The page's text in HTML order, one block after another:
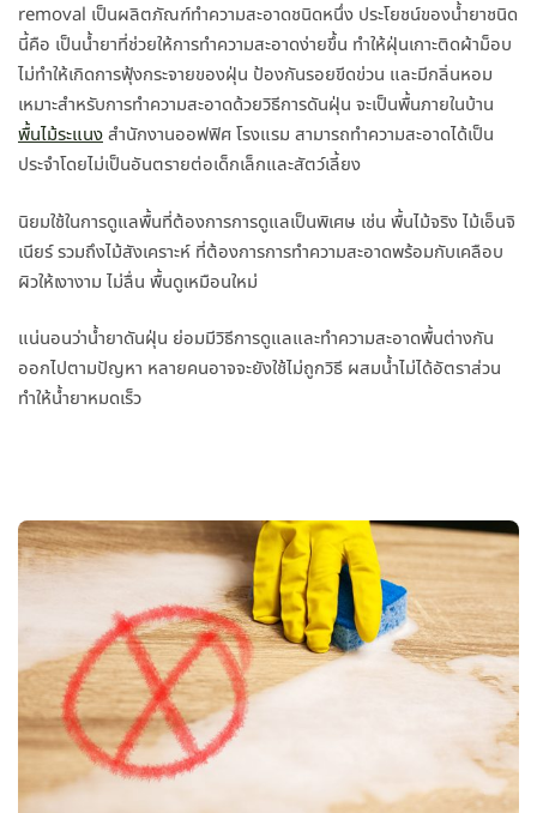
removal เป็นผลิตภัณฑ์ทำความสะอาดชนิดหนึ่ง ประโยชน์ของน้ำยาชนิด
นี้คือ เป็นน้ำยาที่ช่วยให้การทำความสะอาดง่ายขึ้น ทำให้ฝุ่นเกาะติดผ้าม็อบ
ไม่ทำให้เกิดการฟุ้งกระจายของฝุ่น ป้องกันรอยขีดข่วน และมีกลิ่นหอม
เหมาะสำหรับการทำความสะอาดด้วยวิธีการดันฝุ่น จะเป็นพื้นภายในบ้าน
พื้นไม้ระแนง สำนักงานออฟฟิศ โรงแรม สามารถทำความสะอาดได้เป็น
ประจำโดยไม่เป็นอันตรายต่อเด็กเล็กและสัตว์เลี้ยง
นิยมใช้ในการดูแลพื้นที่ต้องการการดูแลเป็นพิเศษ เช่น พื้นไม้จริง ไม้เอ็นจิ
เนียร์ รวมถึงไม้สังเคราะห์ ที่ต้องการการทำความสะอาดพร้อมกับเคลือบ
ผิวให้เงางาม ไม่ลื่น พื้นดูเหมือนใหม่
แน่นอนว่าน้ำยาดันฝุ่น ย่อมมีวิธีการดูแลและทำความสะอาดพื้นต่างกัน
ออกไปตามปัญหา หลายคนอาจจะยังใช้ไม่ถูกวิธี ผสมน้ำไม่ได้อัตราส่วน
ทำให้น้ำยาหมดเร็ว